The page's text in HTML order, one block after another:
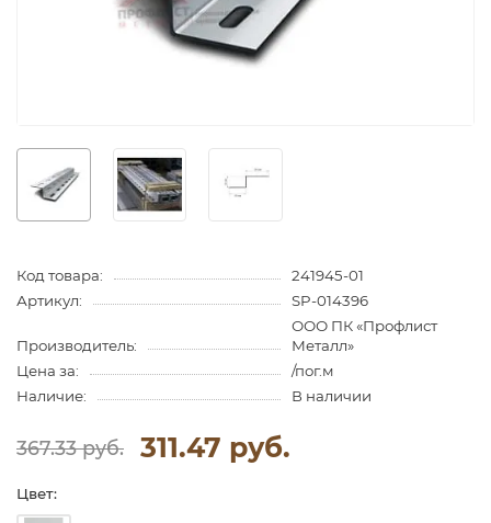
Код товара:
241945-01
Артикул:
SP-014396
Производитель:
ООО ПК «Профлист
Металл»
Цена за:
/пог.м
Наличие:
В наличии
367.33 руб. 311.47 руб.
Цвет: